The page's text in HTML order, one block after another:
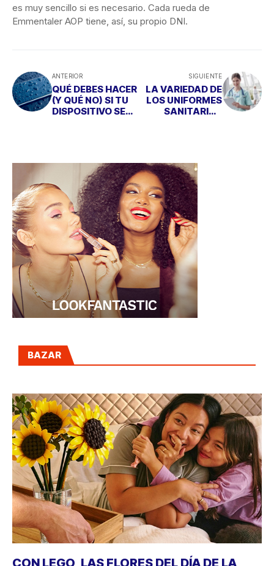
es muy sencillo si es necesario. Cada rueda de
Emmentaler AOP tiene, así, su propio DNI.
ANTERIOR
QUÉ DEBES HACER
(Y QUÉ NO) SI TU
DISPOSITIVO SE
SIGUIENTE
LA VARIEDAD DE
LOS UNIFORMES
SANITARIOS
BAZAR
CON LEGO, LAS FLORES DEL DÍA DE LA